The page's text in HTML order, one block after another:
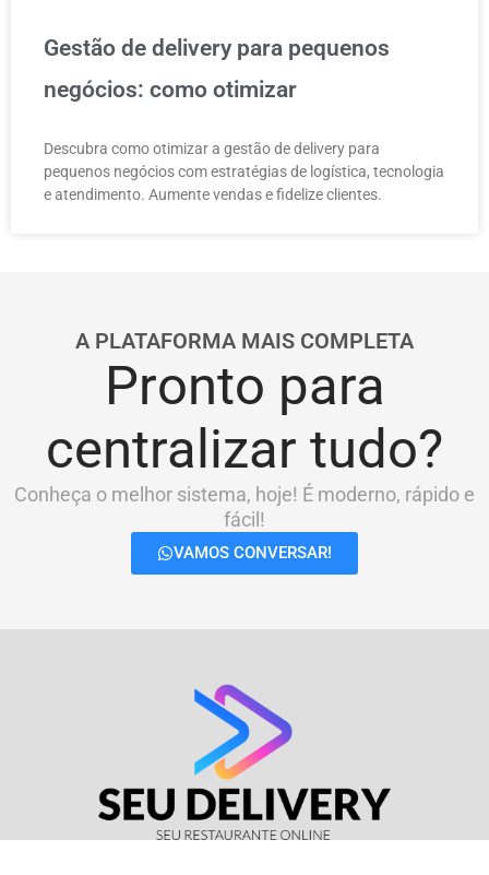
Gestão de delivery para pequenos
negócios: como otimizar
Descubra como otimizar a gestão de delivery para
pequenos negócios com estratégias de logística, tecnologia
e atendimento. Aumente vendas e fidelize clientes.
A PLATAFORMA MAIS COMPLETA
Pronto para
centralizar tudo?
Conheça o melhor sistema, hoje! É moderno, rápido e
fácil!
VAMOS CONVERSAR!